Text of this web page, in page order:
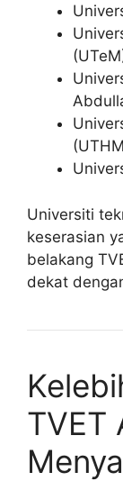
Universiti
keserasian
belakang
dekat
TVET